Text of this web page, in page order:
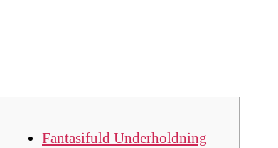
Fantasifuld Underholdning